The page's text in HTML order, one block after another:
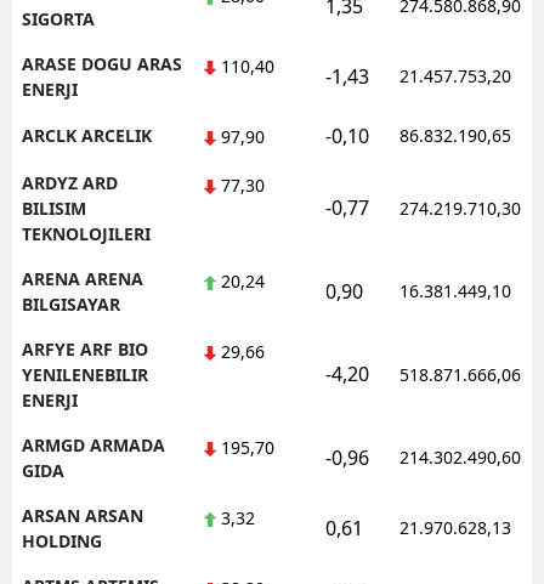
SIGORTA
1,35 274.580.868,90
ARASE DOGU ARAS
ENERJI
110,40 -1,43 21.457.753,20
ARCLK ARCELIK 97,90 -0,10 86.832.190,65
ARDYZ ARD
BILISIM
TEKNOLOJILERI
77,30
-0,77 274.219.710,30
ARENA ARENA
BILGISAYAR
20,24 0,90 16.381.449,10
ARFYE ARF BIO
YENILENEBILIR
ENERJI
29,66
-4,20 518.871.666,06
ARMGD ARMADA
GIDA
195,70 -0,96 214.302.490,60
ARSAN ARSAN
HOLDING
3,32 0,61 21.970.628,13